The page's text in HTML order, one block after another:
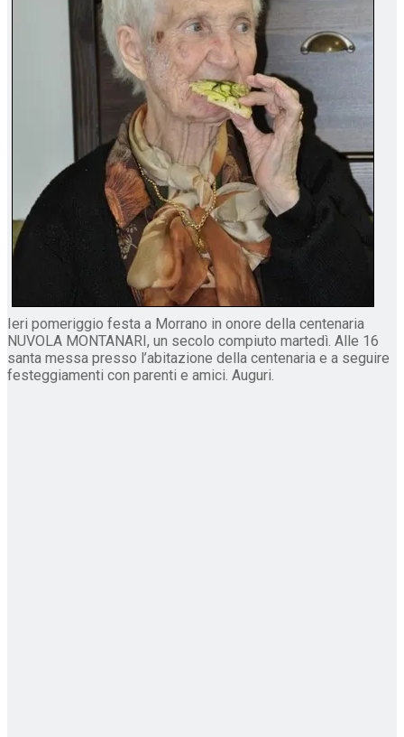
Ieri pomeriggio festa a Morrano in onore della centenaria
NUVOLA MONTANARI, un secolo compiuto martedì. Alle 16
santa messa presso l’abitazione della centenaria e a seguire
festeggiamenti con parenti e amici. Auguri.